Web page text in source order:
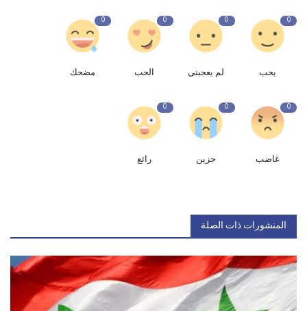
0
يحب
0
لم يعجبنى
0
الحب
0
مضحك
0
غاضب
0
حزين
0
رائع
المنشورات ذات الصلة